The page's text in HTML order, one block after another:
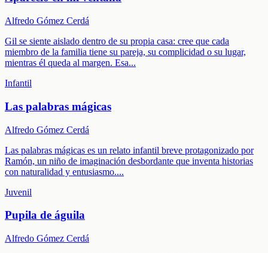
Alfredo Gómez Cerdá
Gil se siente aislado dentro de su propia casa: cree que cada
miembro de la familia tiene su pareja, su complicidad o su lugar,
mientras él queda al margen. Esa...
Infantil
Las palabras mágicas
Alfredo Gómez Cerdá
Las palabras mágicas es un relato infantil breve protagonizado por
Ramón, un niño de imaginación desbordante que inventa historias
con naturalidad y entusiasmo....
Juvenil
Pupila de águila
Alfredo Gómez Cerdá